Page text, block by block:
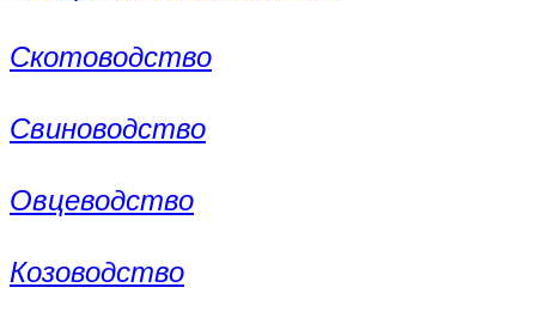
Скотоводство
Свиноводство
Овцеводство
Козоводство